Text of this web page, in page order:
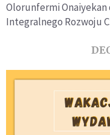
Olorunfermi
Integralnego Rozwoju